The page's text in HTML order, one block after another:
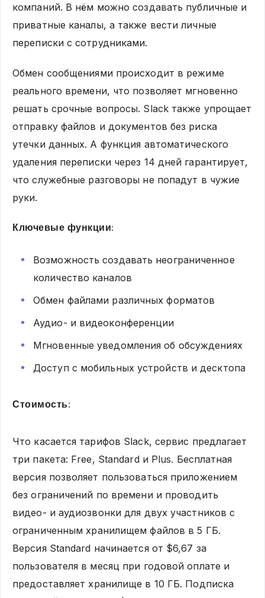
компаний. В нём можно создавать публичные и
приватные каналы, а также вести личные
переписки с сотрудниками.
Обмен сообщениями происходит в режиме
реального времени, что позволяет мгновенно
решать срочные вопросы. Slack также упрощает
отправку файлов и документов без риска
утечки данных. А функция автоматического
удаления переписки через 14 дней гарантирует,
что служебные разговоры не попадут в чужие
руки.
Ключевые функции:
Возможность создавать неограниченное
количество каналов
Обмен файлами различных форматов
Аудио- и видеоконференции
Мгновенные уведомления об обсуждениях
Доступ с мобильных устройств и десктопа
Стоимость:
Что касается тарифов Slack, сервис предлагает
три пакета: Free, Standard и Plus. Бесплатная
версия позволяет пользоваться приложением
без ограничений по времени и проводить
видео- и аудиозвонки для двух участников с
ограниченным хранилищем файлов в 5 ГБ.
Версия Standard начинается от $6,67 за
пользователя в месяц при годовой оплате и
предоставляет хранилище в 10 ГБ. Подписка